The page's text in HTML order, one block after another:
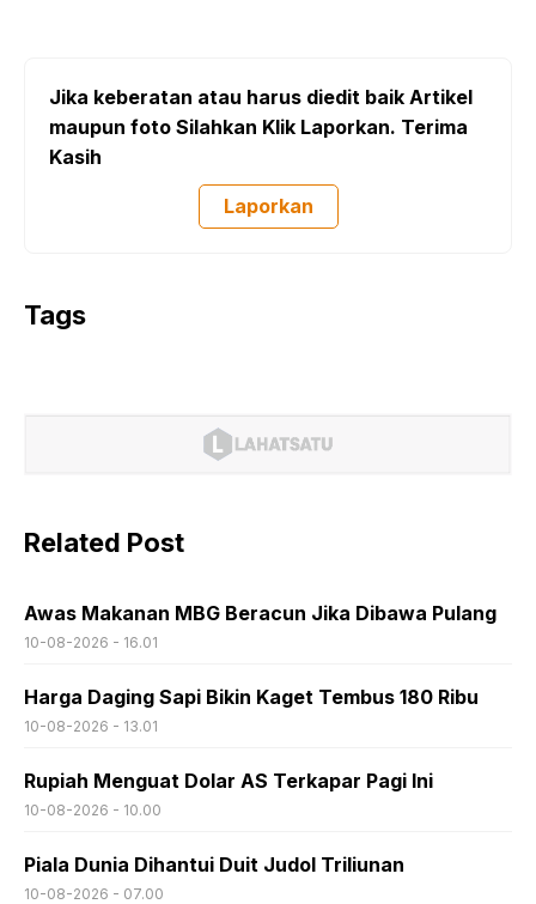
Jika keberatan atau harus diedit baik Artikel
maupun foto Silahkan Klik Laporkan. Terima
Kasih
Laporkan
Tags
Related Post
Awas Makanan MBG Beracun Jika Dibawa Pulang
10-08-2026 - 16.01
Harga Daging Sapi Bikin Kaget Tembus 180 Ribu
10-08-2026 - 13.01
Rupiah Menguat Dolar AS Terkapar Pagi Ini
10-08-2026 - 10.00
Piala Dunia Dihantui Duit Judol Triliunan
10-08-2026 - 07.00